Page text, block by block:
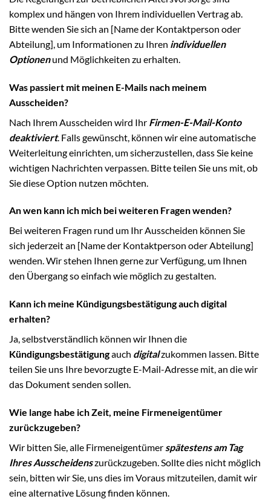
komplex und hängen von Ihrem individuellen Vertrag ab.
Bitte wenden Sie sich an [Name der Kontaktperson oder
Abteilung], um Informationen zu Ihren individuellen
Optionenund Möglichkeiten zu erhalten.
Was passiert mit meinen E-Mails nach meinem
Ausscheiden?
Nach Ihrem Ausscheiden wird Ihr Firmen-E-Mail-Konto
deaktiviert. Falls gewünscht, können wir eine automatische
Weiterleitung einrichten, um sicherzustellen, dass Sie keine
wichtigen Nachrichten verpassen. Bitte teilen Sie uns mit, ob
Sie diese Option nutzen möchten.
An wen kann ich mich bei weiteren Fragen wenden?
Bei weiteren Fragen rund um Ihr Ausscheiden können Sie
sich jederzeit an [Name der Kontaktperson oder Abteilung]
wenden. Wir stehen Ihnen gerne zur Verfügung, um Ihnen
den Übergang so einfach wie möglich zu gestalten.
Kann ich meine Kündigungsbestätigung auch digital
erhalten?
Ja, selbstverständlich können wir Ihnen die
Kündigungsbestätigungauch digitalzukommen lassen. Bitte
teilen Sie uns Ihre bevorzugte E-Mail-Adresse mit, an die wir
das Dokument senden sollen.
Wie lange habe ich Zeit, meine Firmeneigentümer
zurückzugeben?
Wir bitten Sie, alle Firmeneigentümer spätestens am Tag
Ihres Ausscheidenszurückzugeben. Sollte dies nicht möglich
sein, bitten wir Sie, uns dies im Voraus mitzuteilen, damit wir
eine alternative Lösung finden können.